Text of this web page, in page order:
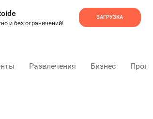
и без ограничений!
ЗАГРУЗКА
Развлечения Бизнес